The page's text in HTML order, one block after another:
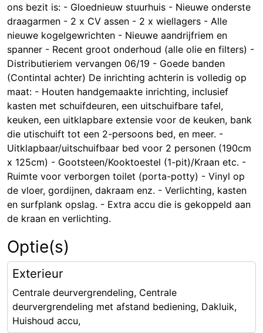
ons bezit is: - Gloednieuw stuurhuis - Nieuwe onderste
draagarmen - 2 x CV assen - 2 x wiellagers - Alle
nieuwe kogelgewrichten - Nieuwe aandrijfriem en
spanner - Recent groot onderhoud (alle olie en filters) -
Distributieriem vervangen 06/19 - Goede banden
(Contintal achter) De inrichting achterin is volledig op
maat: - Houten handgemaakte inrichting, inclusief
kasten met schuifdeuren, een uitschuifbare tafel,
keuken, een uitklapbare extensie voor de keuken, bank
die utischuift tot een 2-persoons bed, en meer. -
Uitklapbaar/uitschuifbaar bed voor 2 personen (190cm
x 125cm) - Gootsteen/Kooktoestel (1-pit)/Kraan etc. -
Ruimte voor verborgen toilet (porta-potty) - Vinyl op
de vloer, gordijnen, dakraam enz. - Verlichting, kasten
en surfplank opslag. - Extra accu die is gekoppeld aan
de kraan en verlichting.
Optie(s)
Exterieur
Centrale deurvergrendeling, Centrale
deurvergrendeling met afstand bediening, Dakluik,
Huishoud accu,